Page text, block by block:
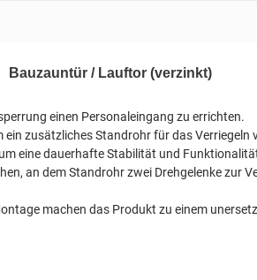
Bauzauntür / Lauftor (verzinkt)
einen Personaleingang zu errichten.
zusätzliches Standrohr für das Verriegeln
eine dauerhafte Stabilität und
an dem Standrohr zwei Drehgelenke zur
machen das Produkt zu einem